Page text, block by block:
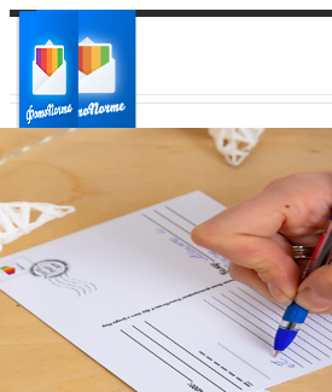
Ваш город:
Ваш регион доставки
Выберите из списка: